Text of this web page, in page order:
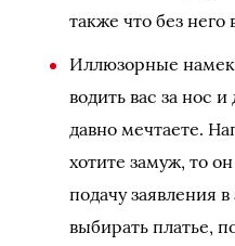
также что без
Иллюзорные
водить вас за нос
давно мечтаете.
хотите замуж, то
подачу заявления в
выбирать платье,